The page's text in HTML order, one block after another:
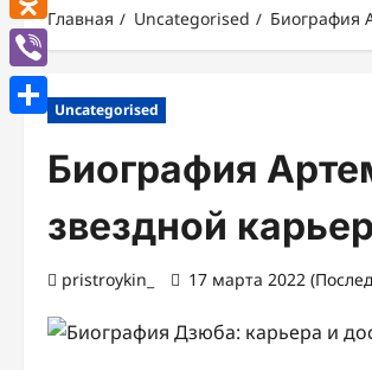
Главная Uncategorised Биография
Uncategorised
Биография
звездной
pristroykin_ 17 марта 2022
Odnoklassniki
Viber